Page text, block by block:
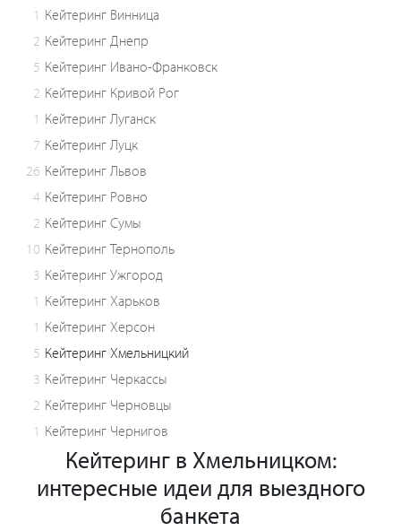
1 Кейтеринг Винница
2 Кейтеринг Днепр
5 Кейтеринг Ивано-Франковск
2 Кейтеринг Кривой Рог
1 Кейтеринг Луганск
7 Кейтеринг Луцк
26 Кейтеринг Львов
4 Кейтеринг Ровно
2 Кейтеринг Сумы
10 Кейтеринг Тернополь
3 Кейтеринг Ужгород
1 Кейтеринг Харьков
1 Кейтеринг Херсон
5 Кейтеринг Хмельницкий
3 Кейтеринг Черкассы
2 Кейтеринг Черновцы
1 Кейтеринг Чернигов
Кейтеринг в Хмельницком:
интересные идеи для выездного
банкета